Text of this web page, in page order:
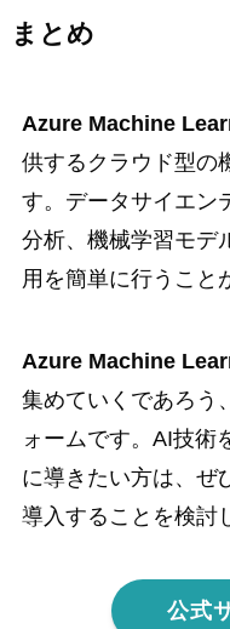
まとめ
Azure Machine
供するクラウド型の
す。データサイエン
分析、機械学習モデ
用を簡単に行うこと
Azure Machine
集めていくであろう
ォームです。AI技術
に導きたい方は、ぜ
導入することを検討
公式